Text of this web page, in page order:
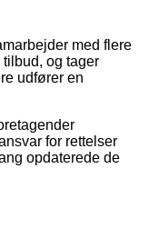
med flere
og tager
udfører en
for rettelser
opdaterede de